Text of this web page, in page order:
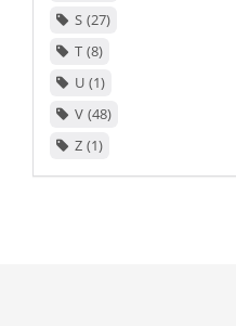
S 27
T 8
U 1
V 48
Z 1